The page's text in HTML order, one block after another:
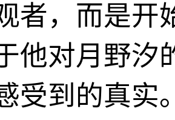
者，而是开
他对月野汐
受到的真实